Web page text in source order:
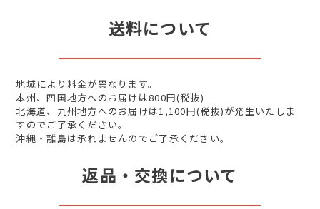
送料について
地域により料金が異なります。
本州、四国地方へのお届けは800円(税抜)
北海道、九州地方へのお届けは1,100円(税抜)が発生いたしま
すのでご了承ください。
沖縄・離島は承れませんのでご了承ください。
返品・交換について